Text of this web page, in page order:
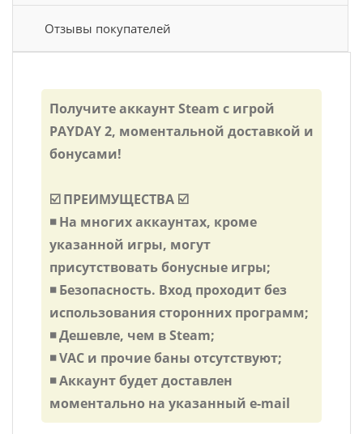
Отзывы покупателей
Получите аккаунт Steam с игрой
PAYDAY 2, моментальной доставкой и
бонусами!
☑️ ПРЕИМУЩЕСТВА ☑️
◾️ На многих аккаунтах, кроме
указанной игры, могут
присутствовать бонусные игры;
◾️ Безопасность. Вход проходит без
использования сторонних программ;
◾️ Дешевле, чем в Steam;
◾️ VAC и прочие баны отсутствуют;
◾️ Аккаунт будет доставлен
моментально на указанный e-mail